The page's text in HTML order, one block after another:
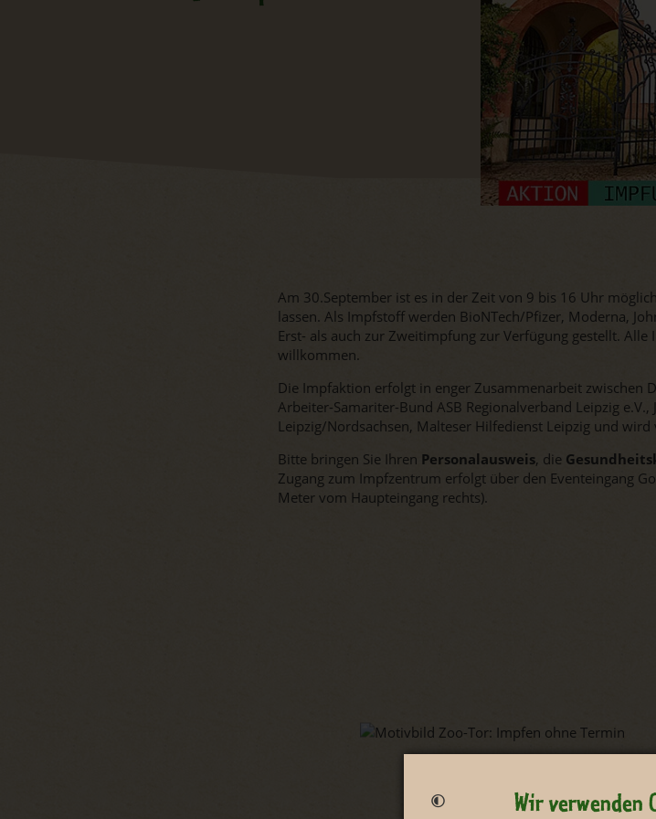
Am 30.September ist es in der Zeit von 9 bis 16 Uhr
lassen. Als Impfstoff werden BioNTech/Pfizer, Moderna,
Erst- als auch zur Zweitimpfung zur Verfügung gestellt.
willkommen.
Die Impfaktion erfolgt in enger Zusammenarbeit zwischen
Arbeiter-Samariter-Bund ASB Regionalverband Leipzig
Leipzig/Nordsachsen, Malteser Hilfedienst Leipzig und
Bitte bringen Sie Ihren Personalausweis, die
Zugang zum Impfzentrum erfolgt über den Eventeingang
Meter vom Haupteingang rechts).
Wir verwenden